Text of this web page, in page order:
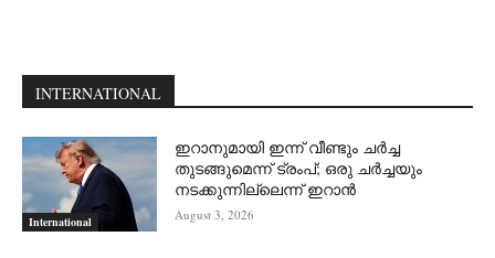
INTERNATIONAL
International
ഇറാനുമായി ഇന്ന് വീണ്ടും ചര്‍ച്ച
തുടങ്ങുമെന്ന് ട്രംപ്; ഒരു ചര്‍ച്ചയും
നടക്കുന്നില്ലെന്ന് ഇറാന്‍
August 3, 2026